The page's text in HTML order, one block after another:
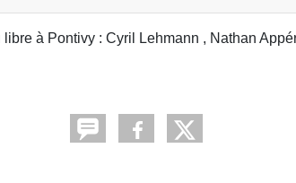
à Pontivy : Cyril Lehmann , Nathan